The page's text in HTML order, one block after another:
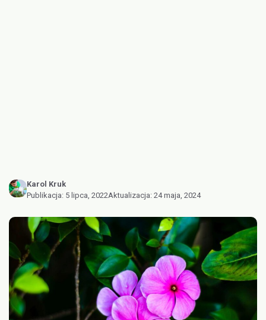
Karol Kruk
Publikacja: 5 lipca, 2022Aktualizacja: 24 maja, 2024